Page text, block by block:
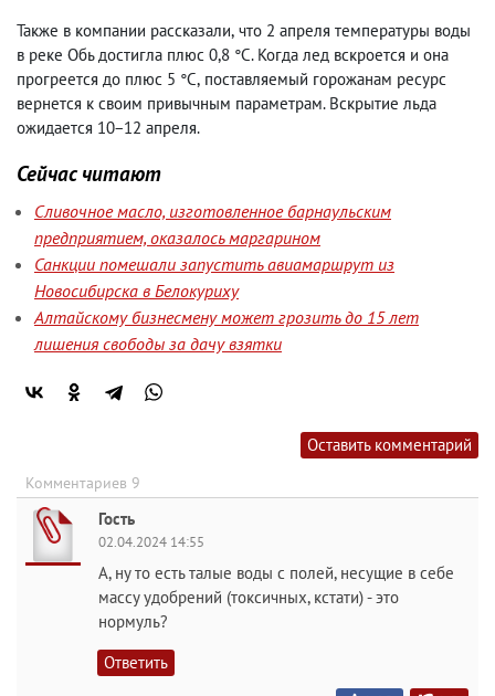
Также в компании рассказали, что 2 апреля температуры воды
в реке Обь достигла плюс 0,8 °C. Когда лед вскроется и она
прогреется до плюс 5 °C, поставляемый горожанам ресурс
вернется к своим привычным параметрам. Вскрытие льда
ожидается 10−12 апреля.
Сейчас читают
Сливочное масло, изготовленное барнаульским
предприятием, оказалось маргарином
Санкции помешали запустить авиамаршрут из
Новосибирска в Белокуриху
Алтайскому бизнесмену может грозить до 15 лет
лишения свободы за дачу взятки
Оставить комментарий
Комментариев 9
Гость
02.04.2024 14:55
А, ну то есть талые воды с полей, несущие в себе
массу удобрений (токсичных, кстати) - это
нормуль?
Ответить